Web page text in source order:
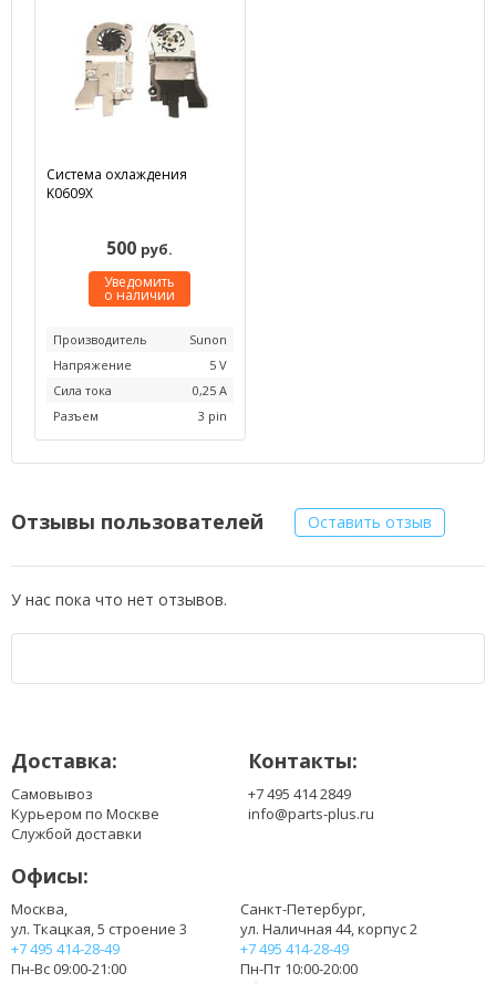
Система охлаждения
K0609X
500 руб.
Уведомить
о наличии
Производитель
Sunon
Напряжение
5 V
Сила тока
0,25 А
Разъем
3 pin
Отзывы пользователей Оставить отзыв
У нас пока что нет отзывов.
Доставка:
Самовывоз
Курьером по Москве
Службой доставки
Контакты:
+7 495 414 2849
info@parts-plus.ru
Офисы:
Москва,
ул. Ткацкая, 5 строение 3
+7 495 414-28-49
Пн-Вс 09:00-21:00
Санкт-Петербург,
ул. Наличная 44, корпус 2
+7 495 414-28-49
Пн-Пт 10:00-20:00